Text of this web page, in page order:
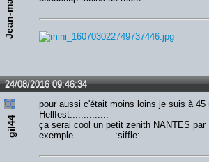
24/08/2016 09:46:34
gil44
pour aussi c'était moins loins je suis à 45
Hellfest..............
ça serai cool un petit zenith NANTES par
exemple...............:siffle: